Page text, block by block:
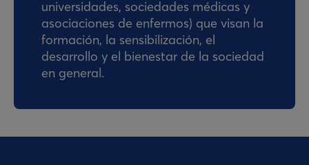
universidades, sociedades médicas y
asociaciones de enfermos) que visan la
formación, la sensibilización, el
desarrollo y el bienestar de la sociedad
en general.